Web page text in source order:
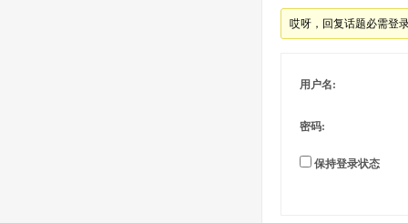
哎呀，回复话题必需登录
用户名:
密码:
保持登录状态